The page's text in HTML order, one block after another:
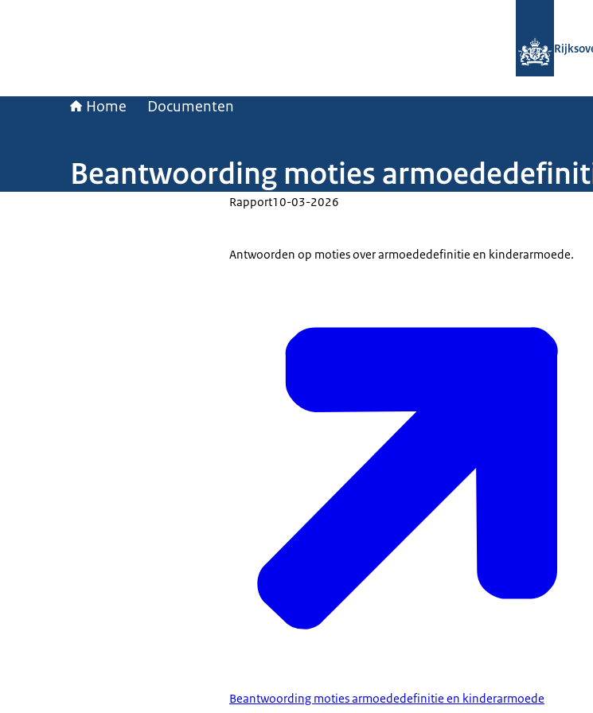
Home Documenten
Beantwoording moties
Rapport10-03-2026
Antwoorden op moties over armoededefinitie en kinderarmoede.
Beantwoording moties armoededefinitie en kinderarmoede